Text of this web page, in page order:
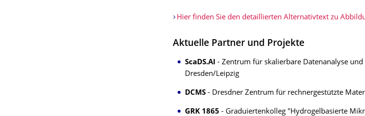
Hier finden Sie den detaillierten Alternativtext zu
Aktuelle Partner und Projekte
ScaDS.AI - Zentrum für skalierbare Datenanalyse und
Dresden/Leipzig
DCMS - Dresdner Zentrum für rechnergestützte
GRK 1865 - Graduiertenkolleg "Hydrogelbasierte